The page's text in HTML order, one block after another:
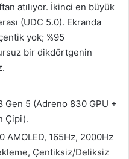
atılıyor. İkinci en büyük
(UDC 5.0). Ekranda
yok; %95
bir dikdörtgenin
Gen 5 (Adreno 830 GPU +
Çipi).
AMOLED, 165Hz, 2000Hz
Çentiksiz/Deliksiz